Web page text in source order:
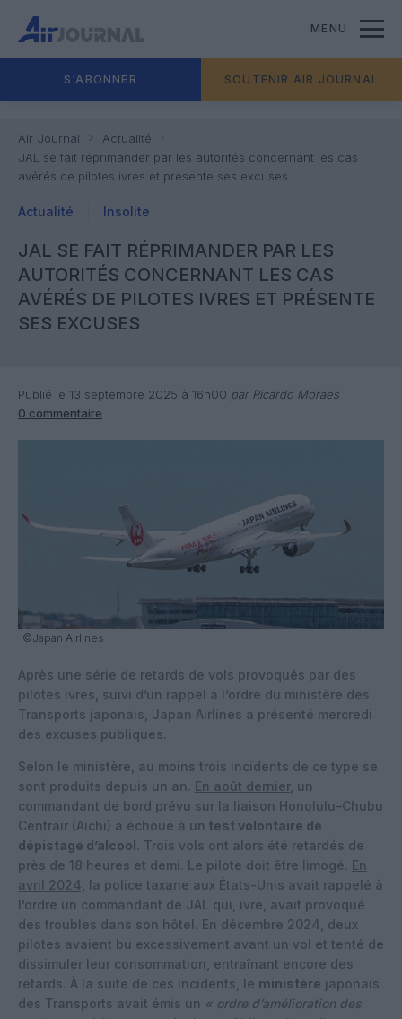
MENU
S'ABONNER SOUTENIR AIR JOURNAL
Air Journal
Actualité
JAL se fait réprimander par les autorités concernant les cas
avérés de pilotes ivres et présente ses excuses
Actualité Insolite
JAL SE FAIT RÉPRIMANDER PAR LES
AUTORITÉS CONCERNANT LES CAS
AVÉRÉS DE PILOTES IVRES ET PRÉSENTE
SES EXCUSES
Publié le 13 septembre 2025 à 16h00 par Ricardo Moraes
0 commentaire
©Japan Airlines
Après une série de retards de vols provoqués par des
pilotes ivres, suivi d’un rappel à l’ordre du ministère des
Transports japonais, Japan Airlines a présenté mercredi
des excuses publiques.
Selon le ministère, au moins trois incidents de ce type se
sont produits depuis un an. En août dernier, un
commandant de bord prévu sur la liaison Honolulu–Chubu
Centrair (Aichi) a échoué à un test volontaire de
dépistage d’alcool. Trois vols ont alors été retardés de
près de 18 heures et demi. Le pilote doit être limogé. En
avril 2024, la police taxane aux États-Unis avait rappelé à
l’ordre un commandant de JAL qui, ivre, avait provoqué
des troubles dans son hôtel. En décembre 2024, deux
pilotes avaient bu excessivement avant un vol et tenté de
dissimuler leur consommation, entraînant encore des
retards. À la suite de ces incidents, le ministère japonais
des Transports avait émis un « ordre d’amélioration des